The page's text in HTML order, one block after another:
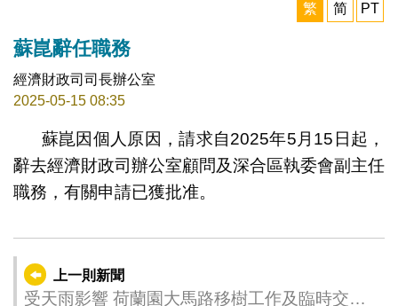
繁
简 PT
蘇崑辭任職務
經濟財政司司長辦公室
2025-05-15 08:35
蘇崑因個人原因，請求自2025年5月15日起，
辭去經濟財政司辦公室顧問及深合區執委會副主任
職務，有關申請已獲批准。
上一則新聞
受天雨影響 荷蘭園大馬路移樹工作及臨時交通